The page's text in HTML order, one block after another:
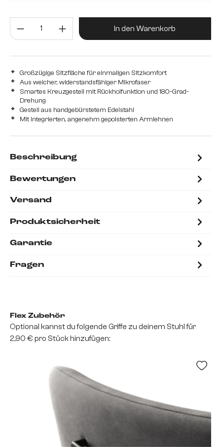
Holz Metall Produkt Anzahl: Gib den
In den Warenkorb
Großzügige Sitzfläche für einmaligen Sitzkomfort
Aus weicher, widerstandsfähiger Mikrofaser
Smartes Kreuzgestell mit Rückholfunktion und 180-Grad-
Drehung
Gestell aus handgebürstetem Edelstahl
Mit integrierten, angenehm gepolsterten Armlehnen
Beschreibung
Bewertungen
Versand
Produktsicherheit
Garantie
Fragen
Flex Zubehör
Optional kannst du folgende Griffe zu deinem Stuhl für
2,90 € pro Stück hinzufügen: